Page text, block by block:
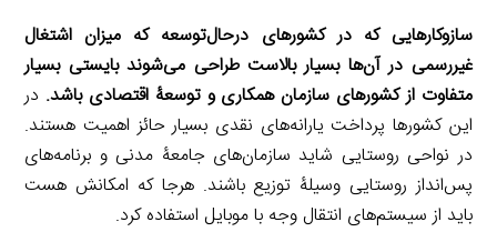
سازوکارهایی که در کشورهای درحال‌توسعه که میزان اشتغال
غیررسمی در آن‌ها بسیار بالاست طراحی می‌شوند بایستی بسیار
متفاوت از کشورهای سازمان همکاری و توسعۀ اقتصادی باشد. در
این کشورها پرداخت یارانه‌های نقدی بسیار حائز اهمیت هستند.
در نواحی روستایی شاید سازمان‌های جامعۀ مدنی و برنامه‌های
پس‌انداز روستایی وسیلۀ توزیع باشند. هرجا که امکانش هست
باید از سیستم‌های انتقال وجه با موبایل استفاده کرد.